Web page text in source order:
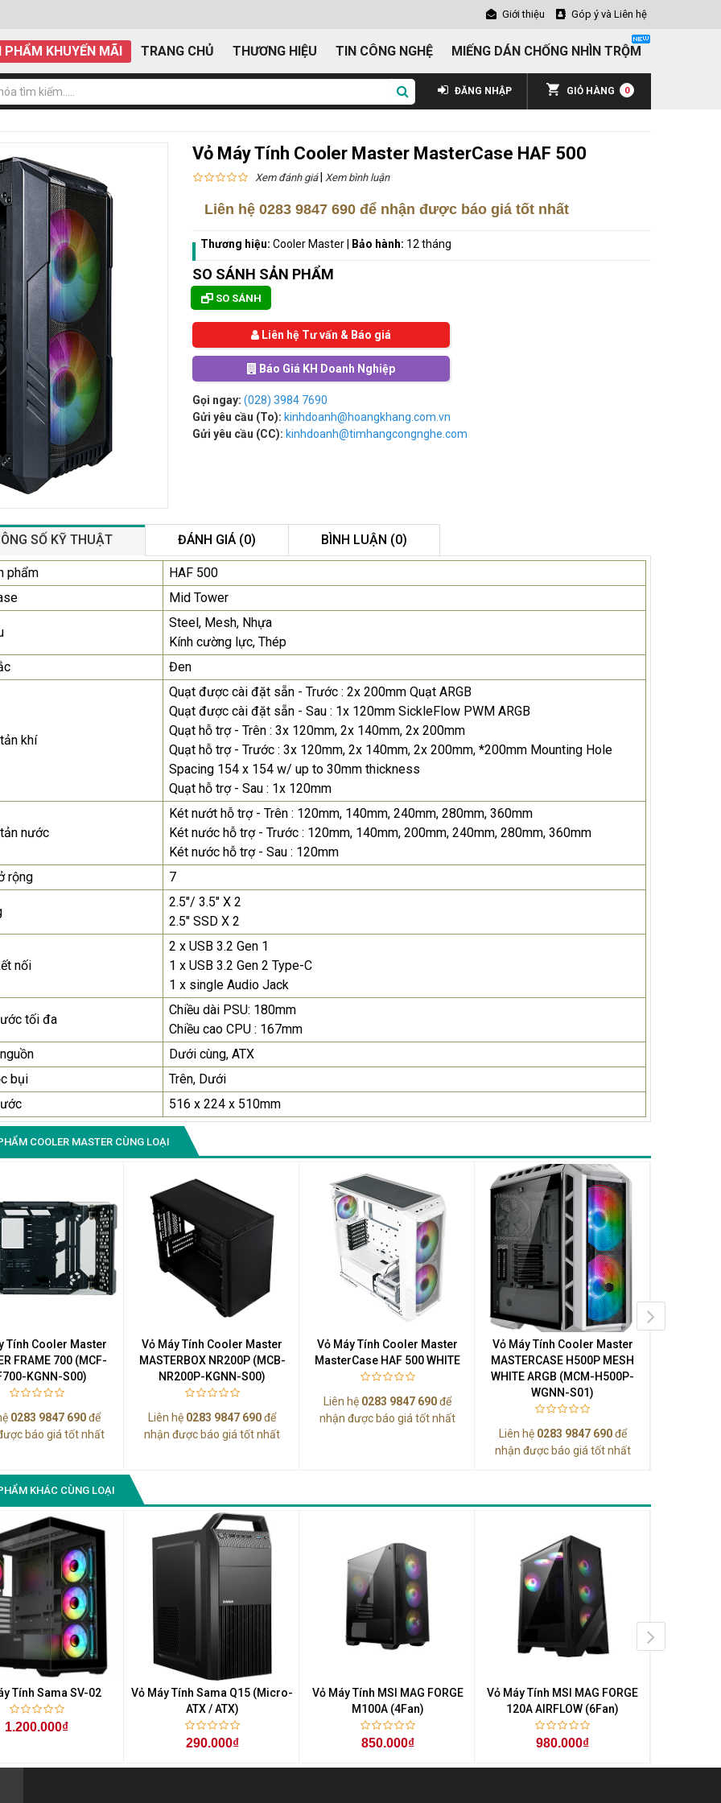
Giới thiệu Góp ý và Liên hệ
PHẨM KHUYẾN MÃI TRANG CHỦ THƯƠNG HIỆU TIN CÔNG NGHỆ MIẾNG DÁN CHỐNG NHÌN TRỘM
GIỎ HÀNG 0
ĐĂNG NHẬP
Vỏ Máy Tính Cooler Master MasterCase HAF 500
Xem đánh giá| Xem bình luận
Liên hệ 0283 9847 690 để nhận được báo giá tốt nhất
Thương hiệu: Cooler Master Bảo hành: 12 tháng
SO SÁNH SẢN PHẨM
SO SÁNH
Liên hệ Tư vấn & Báo giá
Báo Giá KH Doanh Nghiệp
Gọi ngay: (028) 3984 7690
Gửi yêu cầu (To): kinhdoanh@hoangkhang.com.vn
Gửi yêu cầu (CC): kinhdoanh@timhangcongnghe.com
Màn Hình Máy Tính Lenovo
D19-10 18.5"...
2.150.000₫
Màn Hình Quảng Cáo
SAMSUNG QB55R 55 I...
Liên hệ0283 9847 690
để nhận báo giá tốt
nhất
Màn Hình Quảng Cáo
SAMSUNG QH65R 65 I...
Liên hệ 0283 9847 690
để nhận báo giá tốt
nhất
SỐ KỸ THUẬT ĐÁNH GIÁ (0) BÌNH LUẬN (0)
phẩm
HAF 500
Mid Tower
Steel, Mesh, Nhựa
Kính cường lực, Thép
Đen
khí
Quạt được cài đặt sẵn - Trước : 2x 200mm Quạt ARGB
Quạt được cài đặt sẵn - Sau : 1x 120mm SickleFlow PWM ARGB
Quạt hỗ trợ - Trên : 3x 120mm, 2x 140mm, 2x 200mm
Quạt hỗ trợ - Trước : 3x 120mm, 2x 140mm, 2x 200mm, *200mm Mounting Hole
Spacing 154 x 154 w/ up to 30mm thickness
Quạt hỗ trợ - Sau : 1x 120mm
nước
Két nướt hỗ trợ - Trên : 120mm, 140mm, 240mm, 280mm, 360mm
Két nước hỗ trợ - Trước : 120mm, 140mm, 200mm, 240mm, 280mm, 360mm
Két nước hỗ trợ - Sau : 120mm
rộng
7
2.5"/ 3.5" X 2
2.5" SSD X 2
nối
2 x USB 3.2 Gen 1
1 x USB 3.2 Gen 2 Type-C
1 x single Audio Jack
tối đa
Chiều dài PSU: 180mm
Chiều cao CPU : 167mm
Dưới cùng, ATX
bụi
Trên, Dưới
516 x 224 x 510mm
COOLER MASTER CÙNG LOẠI
Tính Cooler Master
FRAME 700 (MCF-
KGNN-S00)
0283 9847 690để
báo giá tốt nhất
Vỏ Máy Tính Cooler Master
MASTERBOX NR200P (MCB-
NR200P-KGNN-S00)
Liên hệ 0283 9847 690để
nhận được báo giá tốt nhất
Vỏ Máy Tính Cooler Master
MasterCase HAF 500 WHITE
Liên hệ 0283 9847 690để
nhận được báo giá tốt nhất
Vỏ Máy Tính Cooler Master
MASTERCASE H500P MESH
WHITE ARGB (MCM-H500P-
WGNN-S01)
Liên hệ 0283 9847 690để
nhận được báo giá tốt nhất
KHÁC CÙNG LOẠI
Tính Sama SV-02
1.200.000₫
Vỏ Máy Tính Sama Q15 (Micro-
ATX / ATX)
290.000₫
Vỏ Máy Tính MSI MAG FORGE
M100A (4Fan)
850.000₫
Vỏ Máy Tính MSI MAG FORGE
120A AIRFLOW (6Fan)
980.000₫